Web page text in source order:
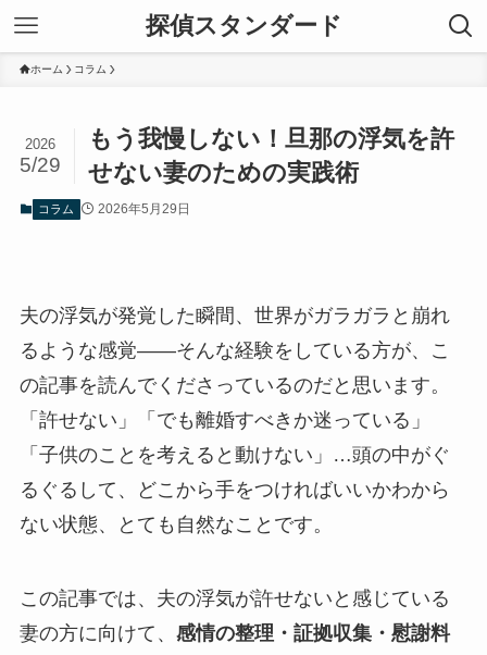
探偵スタンダード
ホーム コラム
もう我慢しない！旦那の浮気を許
せない妻のための実践術
2026
5/29
コラム 2026年5月29日
夫の浮気が発覚した瞬間、世界がガラガラと崩れ
るような感覚——そんな経験をしている方が、こ
の記事を読んでくださっているのだと思います。
「許せない」「でも離婚すべきか迷っている」
「子供のことを考えると動けない」…頭の中がぐ
るぐるして、どこから手をつければいいかわから
ない状態、とても自然なことです。
この記事では、夫の浮気が許せないと感じている
妻の方に向けて、 感情の整理・証拠収集・慰謝料